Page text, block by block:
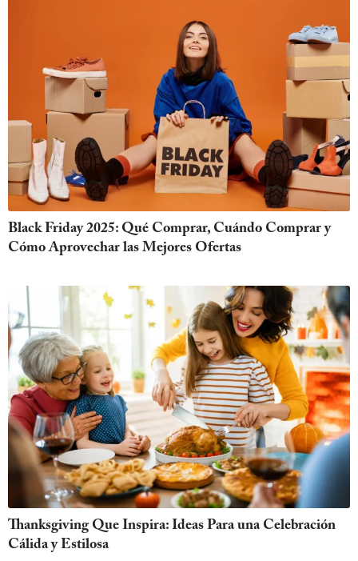
Black Friday 2025: Qué Comprar, Cuándo Comprar y
Cómo Aprovechar las Mejores Ofertas
Thanksgiving Que Inspira: Ideas Para una Celebración
Cálida y Estilosa